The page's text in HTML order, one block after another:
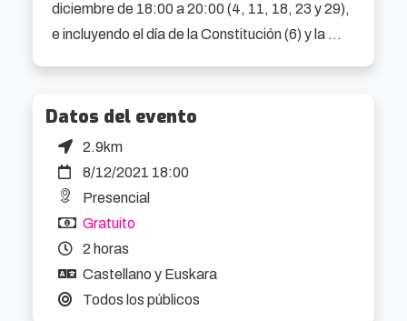
diciembre de 18:00 a 20:00 (4, 11, 18, 23 y 29),
e incluyendo el día de la Constitución (6) y la
Datos del evento
2.9km
8/12/2021 18:00
Presencial
Gratuito
2 horas
Castellano y Euskara
Todos los públicos